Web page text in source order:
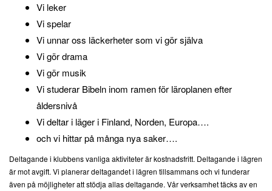
Vi leker
Vi spelar
Vi unnar oss läckerheter som vi gör själva
Vi gör drama
Vi gör musik
Vi studerar Bibeln inom ramen för läroplanen efter
åldersnivå
Vi deltar i läger i Finland, Norden, Europa….
och vi hittar på många nya saker….
Deltagande i klubbens vanliga aktiviteter är kostnadsfritt. Deltagande i lägren
är mot avgift. Vi planerar deltagandet i lägren tillsammans och vi funderar
även på möjligheter att stödja allas deltagande. Vår verksamhet täcks av en